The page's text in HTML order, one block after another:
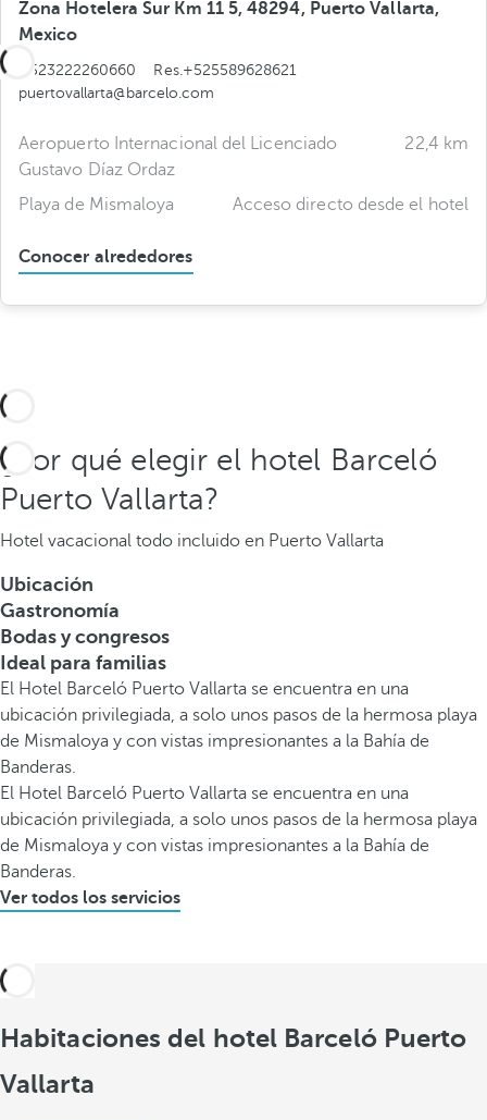
Zona Hotelera Sur Km 11 5, 48294, Puerto Vallarta,
Mexico
+523222260660
Res.+525589628621
puertovallarta@barcelo.com
Aeropuerto Internacional del Licenciado
Gustavo Díaz Ordaz
22,4 km
Playa de Mismaloya Acceso directo desde el hotel
Conocer alrededores
¿Por qué elegir el hotel Barceló
Puerto Vallarta?
Hotel vacacional todo incluido en Puerto Vallarta
Ubicación
Gastronomía
Bodas y congresos
Ideal para familias
El Hotel Barceló Puerto Vallarta se encuentra en una
ubicación privilegiada, a solo unos pasos de la hermosa playa
de Mismaloya y con vistas impresionantes a la Bahía de
Banderas.
El Hotel Barceló Puerto Vallarta se encuentra en una
ubicación privilegiada, a solo unos pasos de la hermosa playa
de Mismaloya y con vistas impresionantes a la Bahía de
Banderas.
Ver todos los servicios
Habitaciones del hotel Barceló Puerto
Vallarta